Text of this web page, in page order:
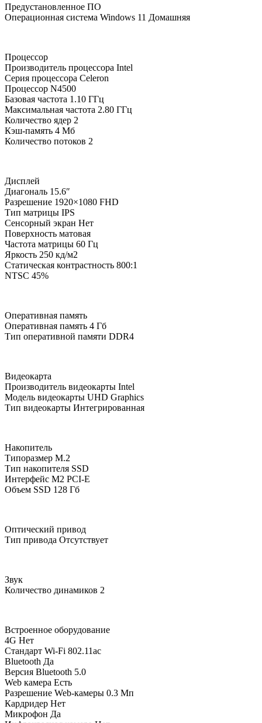
Предустановленное ПО
Операционная система Windows 11 Домашняя
Процессор
Производитель процессора Intel
Серия процессора Celeron
Процессор N4500
Базовая частота 1.10 ГГц
Максимальная частота 2.80 ГГц
Количество ядер 2
Кэш-память 4 Мб
Количество потоков 2
Дисплей
Диагональ 15.6″
Разрешение 1920×1080 FHD
Тип матрицы IPS
Сенсорный экран Нет
Поверхность матовая
Частота матрицы 60 Гц
Яркость 250 кд/м2
Статическая контрастность 800:1
NTSC 45%
Оперативная память
Оперативная память 4 Гб
Тип оперативной памяти DDR4
Видеокарта
Производитель видеокарты Intel
Модель видеокарты UHD Graphics
Тип видеокарты Интегрированная
Накопитель
Типоразмер M.2
Тип накопителя SSD
Интерфейс M2 PCI-E
Объем SSD 128 Гб
Оптический привод
Тип привода Отсутствует
Звук
Количество динамиков 2
Встроенное оборудование
4G Нет
Стандарт Wi-Fi 802.11ac
Bluetooth Да
Версия Bluetooth 5.0
Web камера Есть
Разрешение Web-камеры 0.3 Мп
Кардридер Нет
Микрофон Да